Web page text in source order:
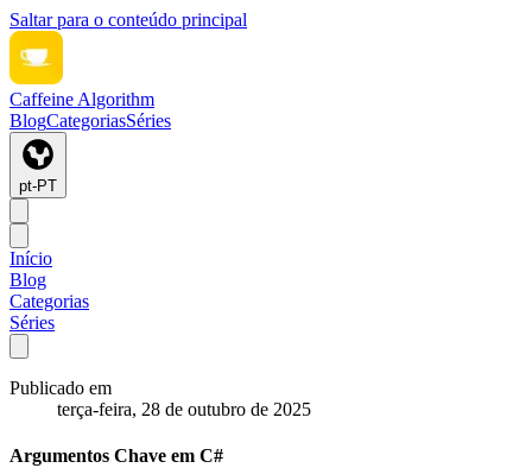
Saltar para o conteúdo principal
Caffeine Algorithm
BlogCategoriasSéries
pt-PT
Início
Blog
Categorias
Séries
Publicado em
terça-feira, 28 de outubro de 2025
Argumentos Chave em C#